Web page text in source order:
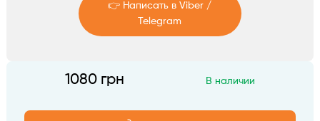
Сантехника
👉 Написать в Viber /
Telegram
1080 грн В наличии